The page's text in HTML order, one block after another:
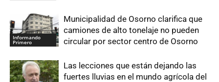
Informando
Primero
Municipalidad de Osorno clarifica que
camiones de alto tonelaje no pueden
circular por sector centro de Osorno
Las lecciones que están dejando las
fuertes lluvias en el mundo agrícola del